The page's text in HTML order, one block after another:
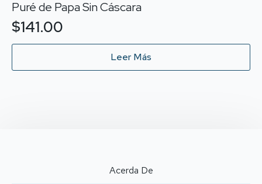
Puré de Papa Sin Cáscara
$141.00
Leer Más
Acerda De